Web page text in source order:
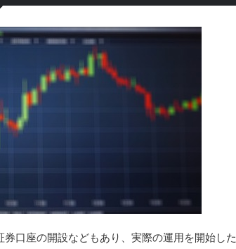
口座の開設などもあり、実際の運用を開始した